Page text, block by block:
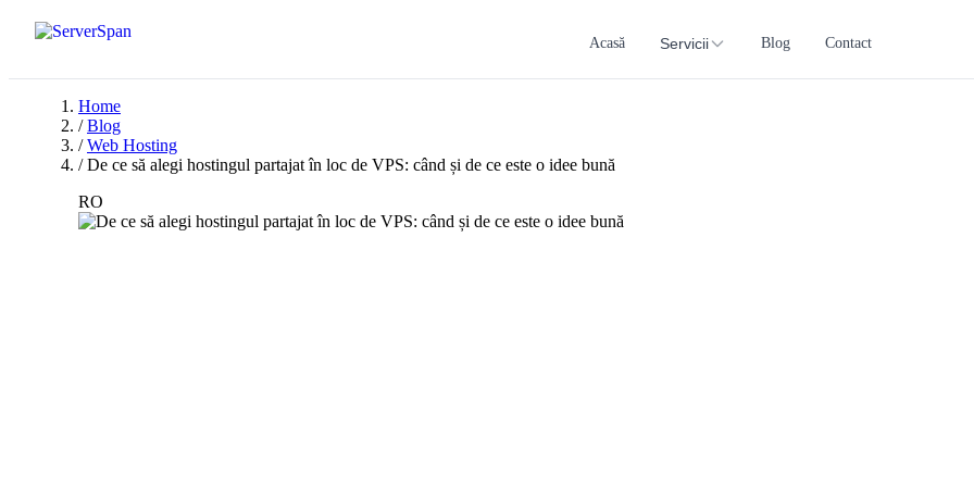
Acasă Servicii Blog Contact
Home
/ Blog
/ Web Hosting
/ De ce să alegi hostingul partajat în loc de VPS: când și de ce este o idee bună
RO